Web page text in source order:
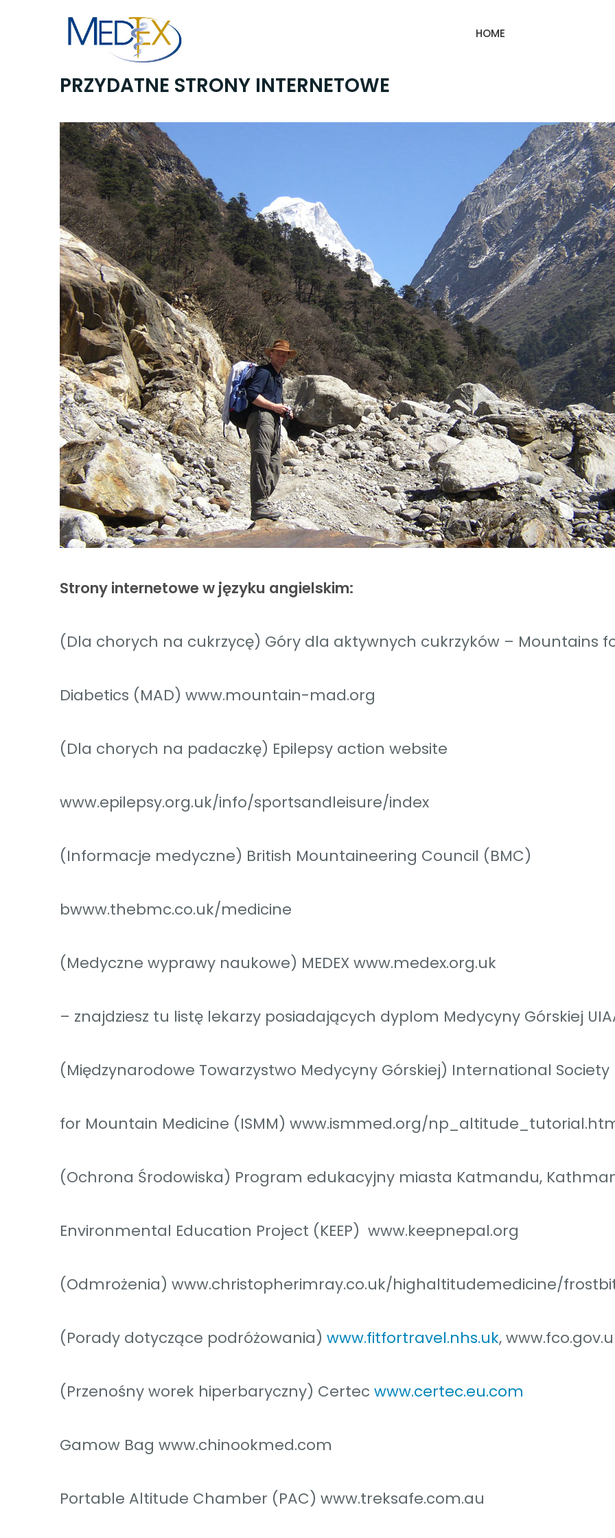
HOME
PRZYDATNE STRONY INTERNETOWE
Strony internetowe w języku angielskim:
(Dla chorych na cukrzycę) Góry dla aktywnych cukrzyków – Mountains
Diabetics (MAD) www.mountain-mad.org
(Dla chorych na padaczkę) Epilepsy action website
www.epilepsy.org.uk/info/sportsandleisure/index
(Informacje medyczne) British Mountaineering Council (BMC)
bwww.thebmc.co.uk/medicine
(Medyczne wyprawy naukowe) MEDEX www.medex.org.uk
– znajdziesz tu listę lekarzy posiadających dyplom Medycyny Górskiej
(Międzynarodowe Towarzystwo Medycyny Górskiej) International Society
for Mountain Medicine (ISMM) www.ismmed.org/
(Ochrona Środowiska) Program edukacyjny miasta Katmandu,
Environmental Education Project (KEEP) www.keepnepal.org
(Odmrożenia) www.christopherimray.co.uk/highaltitudemedicine/
(Porady dotyczące podróżowania) www.fitfortravel.nhs.uk,
(Przenośny worek hiperbaryczny) Certec www.certec.eu.com
Gamow Bag www.chinookmed.com
Portable Altitude Chamber (PAC) www.treksafe.com.au